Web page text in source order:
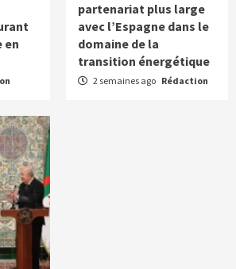
en
partenariat plus large
avec l’Espagne dans le
domaine de la
transition énergétique
2 semaines ago Rédaction